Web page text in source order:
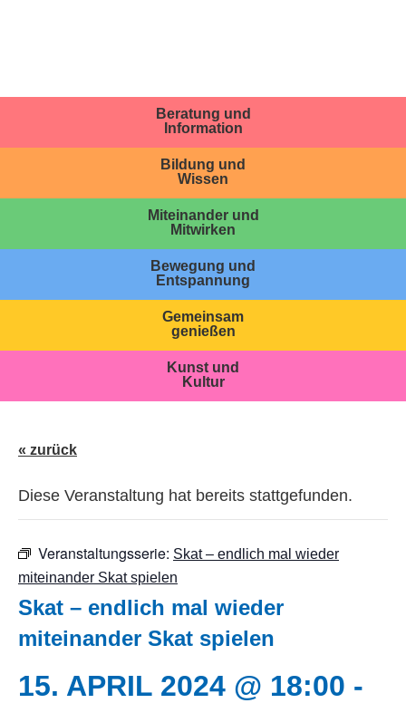
Beratung und
Information
Bildung und
Wissen
Miteinander und
Mitwirken
Bewegung und
Entspannung
Gemeinsam
genießen
Kunst und
Kultur
« zurück
Diese Veranstaltung hat bereits stattgefunden.
Veranstaltungsserie: Skat – endlich mal wieder
miteinander Skat spielen
Skat – endlich mal wieder
miteinander Skat spielen
15. APRIL 2024 @ 18:00 -